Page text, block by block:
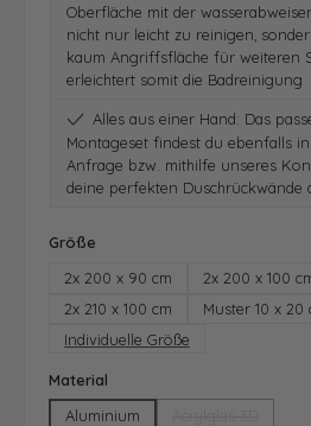
Oberfläche mit der
nicht nur leicht zu reinigen,
kaum Angriffsfläche für weiteren
erleichtert somit die Badreinigung
Alles aus einer Hand: Das
Montageset findest du ebenfalls
Anfrage bzw. mithilfe unseres
deine perfekten Duschrückwände
Größe
2x 200 x 90 cm
2x 200 x 100
2x 210 x 100 cm
Muster 10 x 20
Individuelle Größe
Material
Aluminium